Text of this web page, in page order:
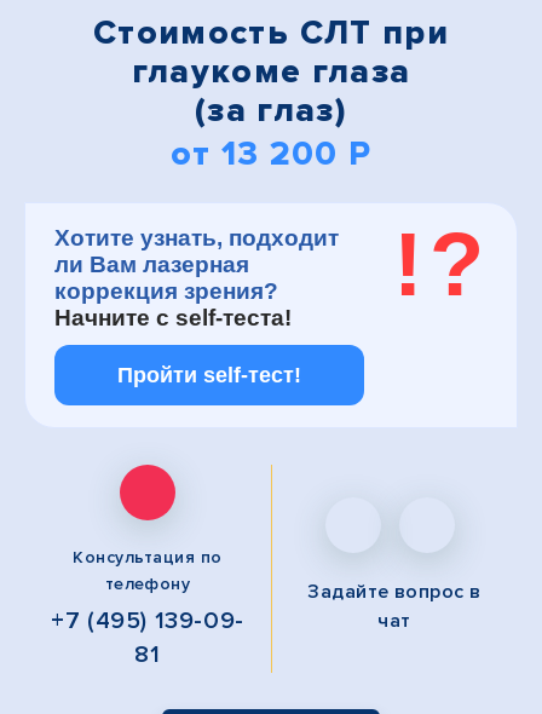
Стоимость СЛТ при
глаукоме глаза
(за глаз)
от 13 200 Р
Хотите узнать, подходит
ли Вам лазерная
коррекция зрения?
Начните с self-теста!
!?
Пройти self-тест!
Консультация по
телефону
+7 (495) 139-09-
81
Задайте вопрос в
чат